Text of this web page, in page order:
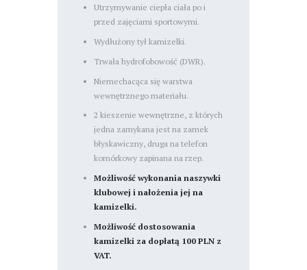
Utrzymywanie ciepła ciała po i
przed zajęciami sportowymi.
Wydłużony tył kamizelki.
Trwała hydrofobowość (DWR).
Niemechacąca się warstwa
wewnętrznego materiału.
2 kieszenie wewnętrzne, z których
jedna zamykana jest na zamek
błyskawiczny, druga na telefon
komórkowy zapinana na rzep.
Możliwość wykonania naszywki
klubowej i nałożenia jej na
kamizelki.
Możliwość dostosowania
kamizelki za dopłatą 100 PLN z
VAT.